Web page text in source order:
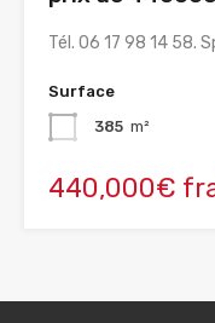
Tél. 06 17 98 14 58.
Surface
385 m²
440,000€